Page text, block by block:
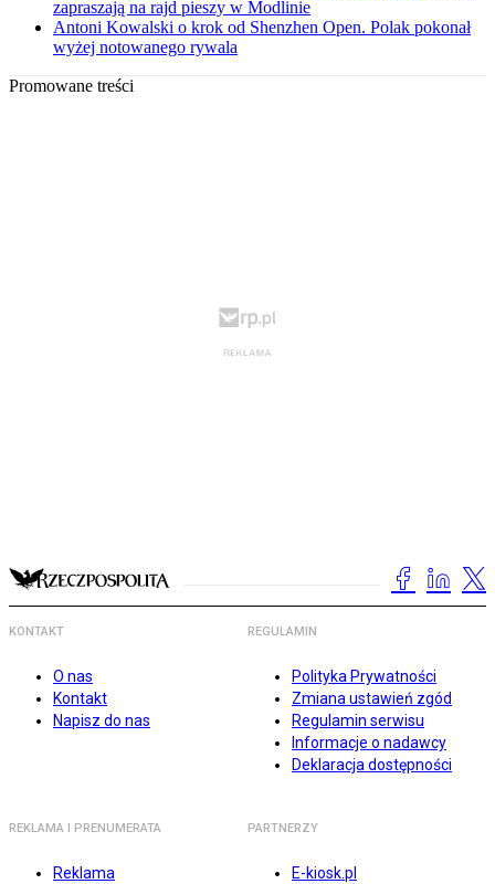
zapraszają na rajd pieszy w Modlinie
Antoni Kowalski o krok od Shenzhen Open. Polak pokonał
wyżej notowanego rywala
Promowane treści
KONTAKT
O nas
Kontakt
Napisz do nas
REGULAMIN
Polityka Prywatności
Zmiana ustawień zgód
Regulamin serwisu
Informacje o nadawcy
Deklaracja dostępności
REKLAMA I PRENUMERATA
Reklama
PARTNERZY
E-kiosk.pl